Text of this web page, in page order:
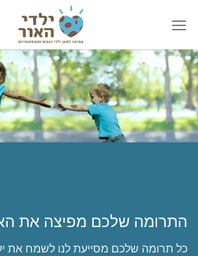
התרומה שלכם מפיצה את
כל תרומה שלכם מסייעת לנו לשמח את